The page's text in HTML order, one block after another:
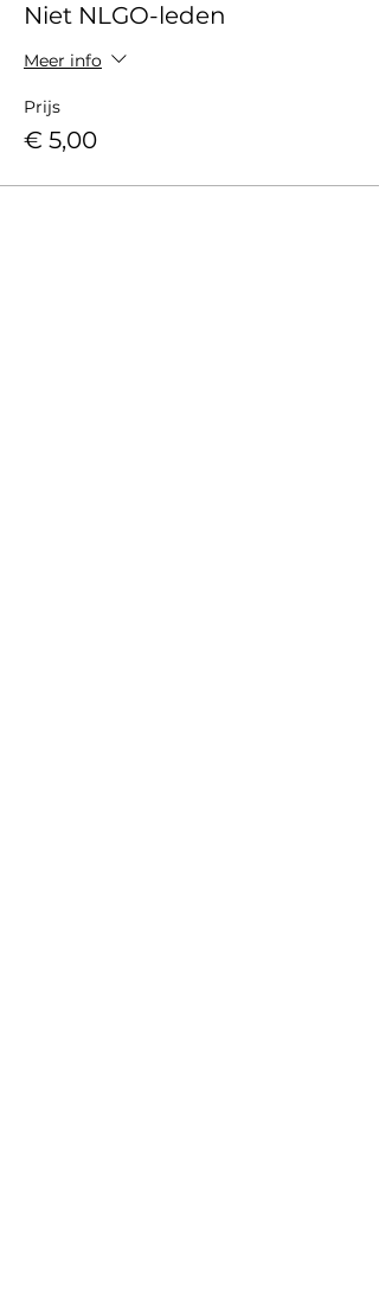
Niet NLGO-leden
Meer info
Prijs
€ 5,00